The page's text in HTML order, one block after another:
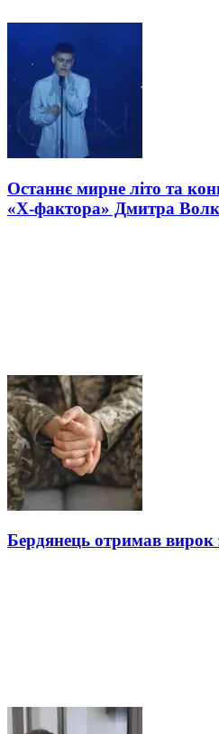
Останнє мирне літо та
«Х-фактора» Дмитра
Бердянець отримав